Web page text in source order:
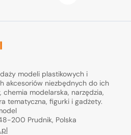
modeli plastikowych i
akcesoriów niezbędnych do ich
modelarska, narzędzia,
tematyczna, figurki i gadżety.
200 Prudnik, Polska